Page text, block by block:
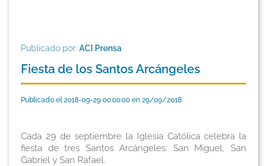
Publicado por: ACI Prensa
Fiesta de los Santos Arcángeles
Publicado el 2018-09-29 00:00:00 en 29/09/2018
Cada 29 de septiembre la Iglesia Católica celebra la
fiesta de tres Santos Arcángeles: San Miguel, San
Gabriel y San Rafael.